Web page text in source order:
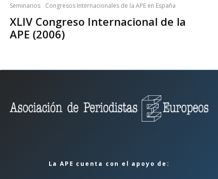
Seminarios Congresos Internacionales de la APE en España
XLIV Congreso Internacional de la
APE (2006)
La APE cuenta con el apoyo de: